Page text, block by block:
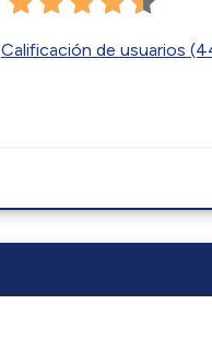
Calificación de usuarios